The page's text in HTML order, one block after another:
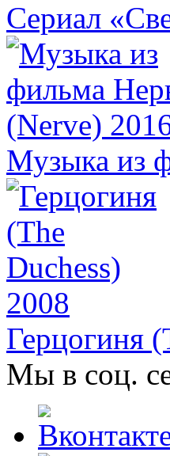
Сериал
Музыка из
Герцогиня
Мы в соц.